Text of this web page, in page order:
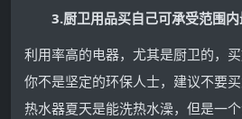
3.厨卫用品买自己可承受范围内
利用率高的电器，尤其是厨卫的，
你不是坚定的环保人士，建议不要
热水器夏天是能洗热水澡，但是一